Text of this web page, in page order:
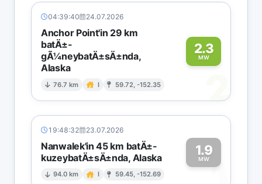
04:39:40 24.07.2026
Anchor Point'in 29 km
batÄ±-
gÃ¼neybatÄ±sÄ±nda,
Alaska
76.7 km I 59.72, -152.35
2.3
MW
2
19:48:32 23.07.2026
Nanwalek'in 45 km batÄ±-
kuzeybatÄ±sÄ±nda, Alaska
94.0 km I 59.45, -152.69
1.9
MW